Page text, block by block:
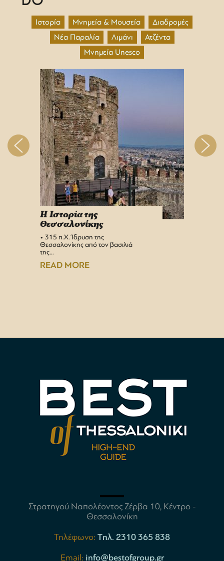
Ιστορία Μνημεία & Μουσεία
Διαδρομές
Νέα Παραλία
Λιμάνι
Ατζέντα
Μνημεία Unesco
H Iστορία της
Θεσσαλονίκης
• 315 π.Χ. Ίδρυση της
Θεσσαλονίκης από τον βασιλιά
της…
READ MORE
Στρατηγού Ναπολέοντος Ζέρβα 10, Κέντρο -
Θεσσαλονίκη
Τηλέφωνο: Tηλ. 2310 365 838
Email: info@bestofgroup.gr